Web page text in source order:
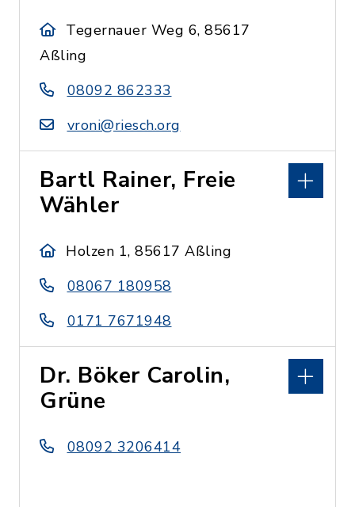
Tegernauer Weg 6, 85617
Aßling
08092 862333
vroni@riesch.org
Bartl Rainer, Freie
Wähler
Holzen 1, 85617 Aßling
08067 180958
0171 7671948
Dr. Böker Carolin,
Grüne
08092 3206414